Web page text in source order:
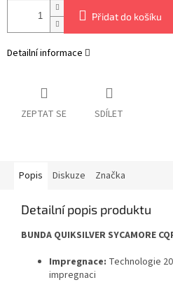
Přidat do košíku
Detailní informace
ZEPTAT SE SDÍLET
Popis Diskuze Značka
Detailní popis produktu
BUNDA QUIKSILVER SYCAMORE
Impregnace: Technologie
impregnaci